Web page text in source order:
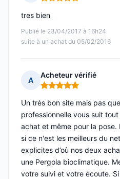
Note : 5 sur 5
Publié le 23/04/2017 à 16h24
suite à un achat du 05/02/2016
tres bien
A
Acheteur vérifié
Note : 5 sur 5
Un très bon site mais pas
professionnelle vous suit
achat et même pour la
si ce n'est les meilleurs du
explicites d’où nos deux
une Pergola bioclimatique.
votre suivi et votre écoute.